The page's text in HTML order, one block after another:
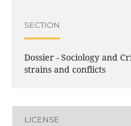
SECTION
Dossier - Sociology and
strains and conflicts
LICENSE